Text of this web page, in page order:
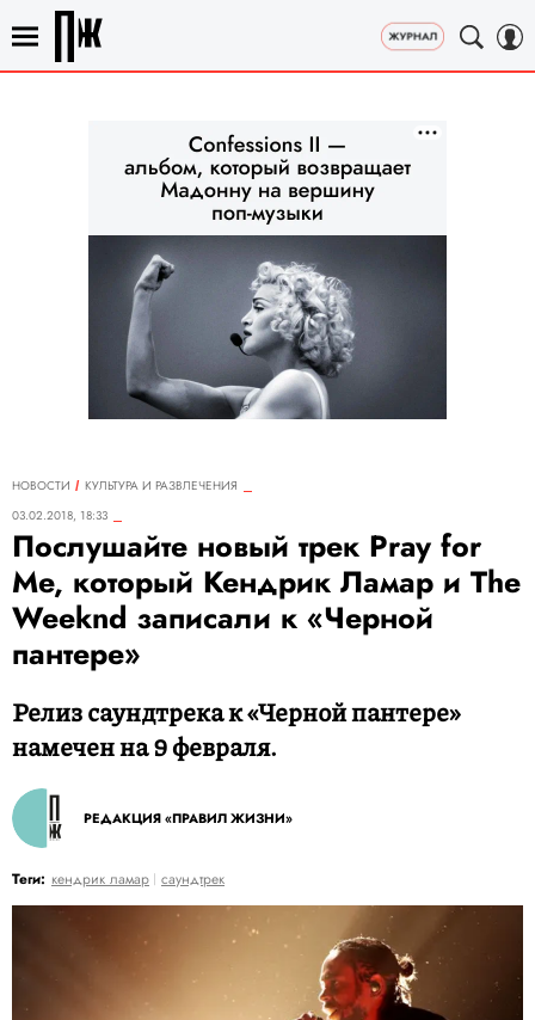
НОВОСТИ
КУЛЬТУРА И РАЗВЛЕЧЕНИЯ
03.02.2018, 18:33
Послушайте новый трек Pray for
Me, который Кендрик Ламар и The
Weeknd записали к «Черной
пантере»
Релиз саундтрека к «Черной пантере»
намечен на 9 февраля.
РЕДАКЦИЯ «ПРАВИЛ ЖИЗНИ»
Теги: кендрик ламар саундтрек